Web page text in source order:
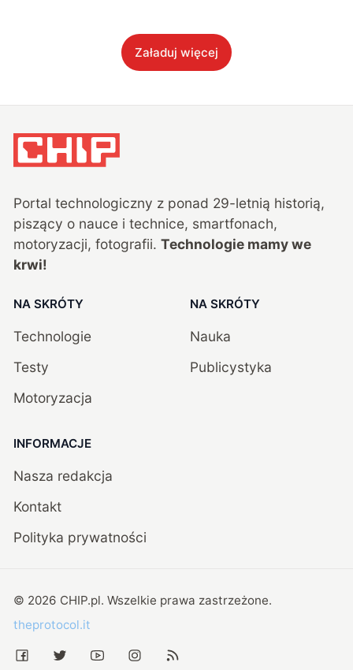
Załaduj więcej
Portal technologiczny z ponad 29-letnią historią,
piszący o nauce i technice, smartfonach,
motoryzacji, fotografii. Technologie mamy we
krwi!
NA SKRÓTY
Technologie
Testy
Motoryzacja
NA SKRÓTY
Nauka
Publicystyka
INFORMACJE
Nasza redakcja
Kontakt
Polityka prywatności
© 2026 CHIP.pl. Wszelkie prawa zastrzeżone.
theprotocol.it